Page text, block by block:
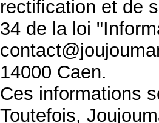
rectification et de
34 de la loi
14000 Caen.
Ces informations
Toutefois,